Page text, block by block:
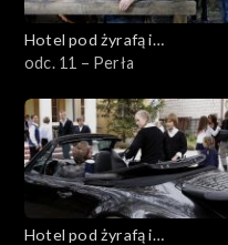
Hotel pod żyrafą i
nosorożcem
odc. 11 – Perła
Hotel pod żyrafą i